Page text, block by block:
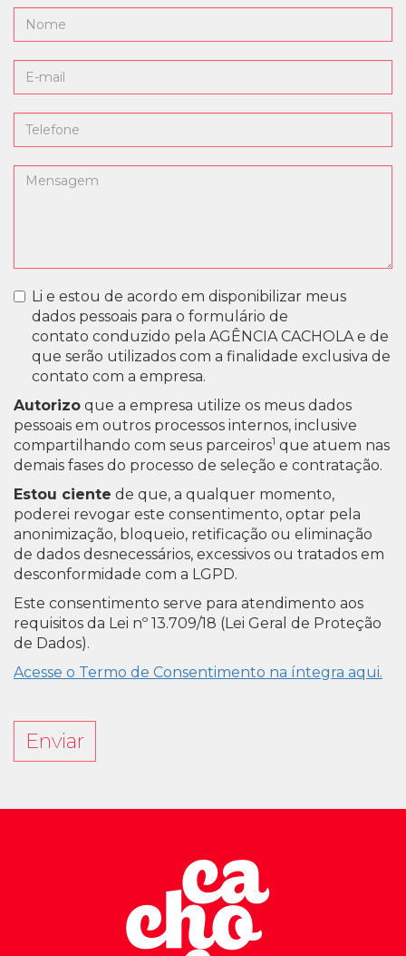
Li e estou de acordo em disponibilizar meus
dados pessoais para o formulário de
contato conduzido pela AGÊNCIA CACHOLA e de
que serão utilizados com a finalidade exclusiva de
contato com a empresa.
Autorizo que a empresa utilize os meus dados
pessoais em outros processos internos, inclusive
compartilhando com seus parceiros1 que atuem nas
demais fases do processo de seleção e contratação.
Estou ciente de que, a qualquer momento,
poderei revogar este consentimento, optar pela
anonimização, bloqueio, retificação ou eliminação
de dados desnecessários, excessivos ou tratados em
desconformidade com a LGPD.
Este consentimento serve para atendimento aos
requisitos da Lei nº 13.709/18 (Lei Geral de Proteção
de Dados).
Acesse o Termo de Consentimento na íntegra aqui.
Enviar